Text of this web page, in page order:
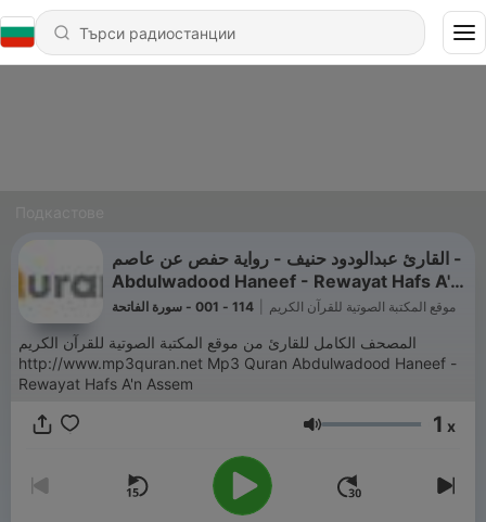
القارئ عبدالودود حنيف - رواية حفص عن عاصم -
Abdulwadood Haneef - Rewayat Hafs A'n
Assem
موقع المكتبة الصوتية للقرآن الكريم 114 - 001 - سورة الفاتحة
المصحف الكامل للقارئ من موقع المكتبة الصوتية للقرآن الكريم
http://www.mp3quran.net Mp3 Quran Abdulwadood Haneef -
Rewayat Hafs A'n Assem
Сила на звука
1 x